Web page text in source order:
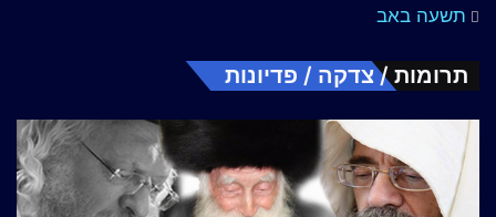
תשעה באב
תרומות / צדקה / פדיונות